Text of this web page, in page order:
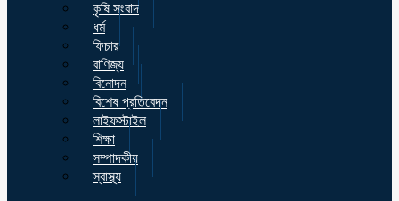
কৃষি সংবাদ
ধর্ম
ফিচার
বাণিজ্য
বিনোদন
বিশেষ প্রতিবেদন
লাইফস্টাইল
শিক্ষা
সম্পাদকীয়
স্বাস্থ্য